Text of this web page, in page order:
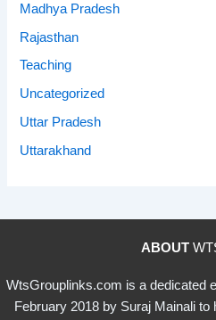
Madhya Pradesh
Rajasthan
Teaching
Uncategorized
Uttar Pradesh
Uttarakhand
ABOUT
WtsGrouplinks.com is a dedicated
February 2018 by Suraj Mainali